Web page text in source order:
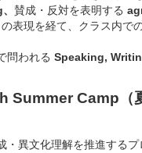
賛成・反対を表明する
の表現を経て、クラス内で
問われる Speaking,
Summer Camp（
・異文化理解を推進するプ